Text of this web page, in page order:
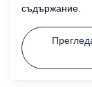
съдържание.